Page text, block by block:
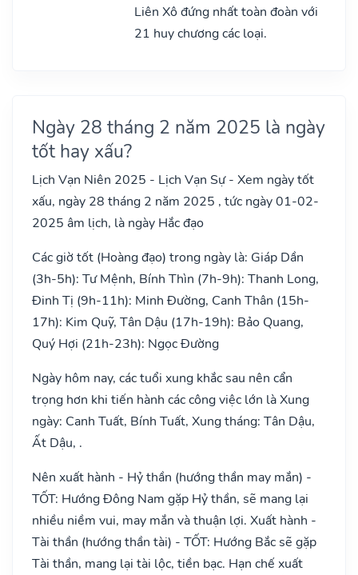
Liên Xô đứng nhất toàn đoàn với
21 huy chương các loại.
Ngày 28 tháng 2 năm 2025 là ngày
tốt hay xấu?
Lịch Vạn Niên 2025 - Lịch Vạn Sự - Xem ngày tốt
xấu, ngày 28 tháng 2 năm 2025 , tức ngày 01-02-
2025 âm lịch, là ngày Hắc đạo
Các giờ tốt (Hoàng đạo) trong ngày là: Giáp Dần
(3h-5h): Tư Mệnh, Bính Thìn (7h-9h): Thanh Long,
Đinh Tị (9h-11h): Minh Đường, Canh Thân (15h-
17h): Kim Quỹ, Tân Dậu (17h-19h): Bảo Quang,
Quý Hợi (21h-23h): Ngọc Đường
Ngày hôm nay, các tuổi xung khắc sau nên cẩn
trọng hơn khi tiến hành các công việc lớn là Xung
ngày: Canh Tuất, Bính Tuất, Xung tháng: Tân Dậu,
Ất Dậu, .
Nên xuất hành - Hỷ thần (hướng thần may mắn) -
TỐT: Hướng Đông Nam gặp Hỷ thần, sẽ mang lại
nhiều niềm vui, may mắn và thuận lợi. Xuất hành -
Tài thần (hướng thần tài) - TỐT: Hướng Bắc sẽ gặp
Tài thần, mang lại tài lộc, tiền bạc. Hạn chế xuất